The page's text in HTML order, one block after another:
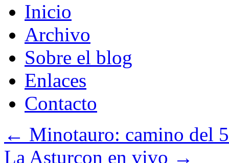
Inicio
Archivo
Sobre el blog
Enlaces
Contacto
← Minotauro: camino del
La Asturcon en vivo →